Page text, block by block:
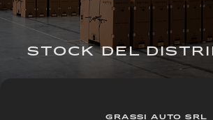
STOCK DEL
GRASSI AUTO SRL